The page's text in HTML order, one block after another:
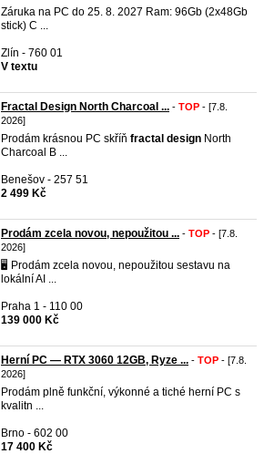
Záruka na PC do 25. 8. 2027 Ram: 96Gb (2x48Gb
stick) C ...
Zlín - 760 01
V textu
Fractal Design North Charcoal ... - TOP - [7.8.
2026]
Prodám krásnou PC skříň fractal design North
Charcoal B ...
Benešov - 257 51
2 499 Kč
Prodám zcela novou, nepoužitou ... - TOP - [7.8.
2026]
🖥️ Prodám zcela novou, nepoužitou sestavu na
lokální AI ...
Praha 1 - 110 00
139 000 Kč
Herní PC — RTX 3060 12GB, Ryze ... - TOP - [7.8.
2026]
Prodám plně funkční, výkonné a tiché herní PC s
kvalitn ...
Brno - 602 00
17 400 Kč